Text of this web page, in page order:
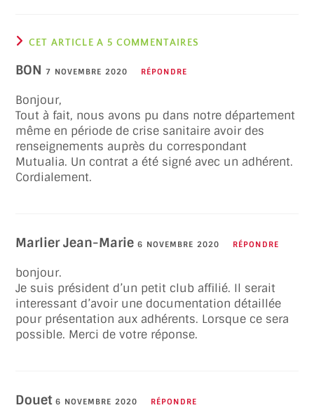
CET ARTICLE A 5 COMMENTAIRES
BON7 NOVEMBRE 2020 RÉPONDRE
Bonjour,
Tout à fait, nous avons pu dans notre département
même en période de crise sanitaire avoir des
renseignements auprès du correspondant
Mutualia. Un contrat a été signé avec un adhérent.
Cordialement.
Marlier Jean-Marie6 NOVEMBRE 2020 RÉPONDRE
bonjour.
Je suis président d’un petit club affilié. Il serait
interessant d’avoir une documentation détaillée
pour présentation aux adhérents. Lorsque ce sera
possible. Merci de votre réponse.
Douet6 NOVEMBRE 2020 RÉPONDRE